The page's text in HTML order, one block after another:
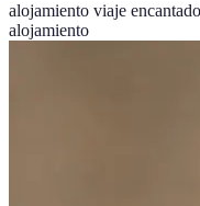
alojamiento viaje
alojamiento